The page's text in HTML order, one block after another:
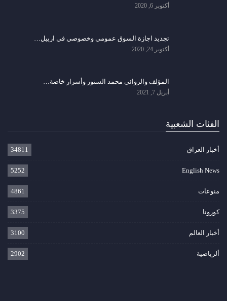
أكتوبر 6, 2020
تجديد اجازة السوق عمومي وخصوصي في اربيل…
أكتوبر 24, 2020
المؤلف والروائي محمد السنور وأسرار خاصة…
أبريل 7, 2021
الفئات الشعبية
أخبار العراق 34811
English News
5252
منوعات 4861
كورونا 3375
أخبار العالم 3100
ألرياضية 2902